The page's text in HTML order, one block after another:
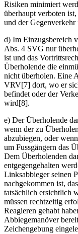
Risiken minimiert
überhaupt verboten
und der
d) Im Einzugsbereich
Abs. 4 SVG nur
ist und das
Überholende die
nicht überholen. Eine
VRV[7] dort, wo er
befindet oder der
wird[8].
e) Der Überholende
wenn der zu
abzubiegen, oder
um Fussgängern das
Dem Überholenden
entgegengehalten
Linksabbieger seinen
nachgekommen ist,
tatsächlich ersichtlich
müssen rechtzeitig
Reagieren gehabt
Abbiegemanöver
Zeichengebung